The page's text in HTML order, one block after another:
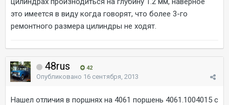
это имеется в виду когда говорят, что более 3-го
ремонтного размера цилиндры не ходят.
48rus 42
Опубликовано 16 сентября, 2013
Нашел отличия в поршнях на 4061 поршень 4061.1004015 с